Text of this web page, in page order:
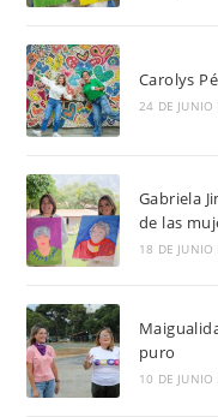
Carolys
24 DE
Gabriela
de las
18 DE
puro
10 DE